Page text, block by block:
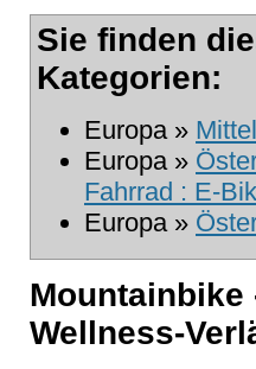
Sie finden
Kategorien:
Europa »
Europa »
Fahrrad : E-
Europa »
Mountainbike
Wellness-